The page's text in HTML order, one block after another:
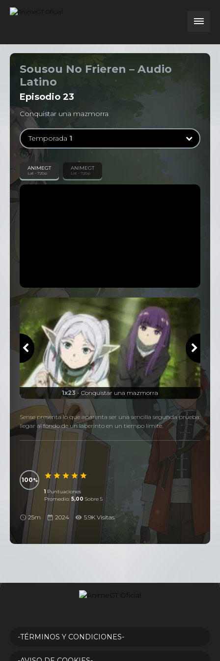
Sousou No Frieren – Audio
Latino
Episodio 23
Conquistar una mazmorra
Temporada 1
Temporada
28 Episodios
ANIMEGT
Lat - 720p
ANIMEGT
Lat - 720p
1x23 - Conquistar una mazmorra
Sense presenta lo que aparenta ser una sencilla segunda prueba:
llegar al fondo de un laberinto en un tiempo límite.
100
1 Puntuaciones
Promedio: 5,00 Sobre 5
25m 2024 5.9K Visitas
-TÉRMINOS Y CONDICIONES-